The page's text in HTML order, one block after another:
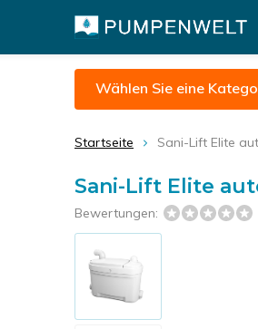
Wählen Sie eine
Startseite Sani-Lift Elite
Sani-Lift Elite
Bewertungen: